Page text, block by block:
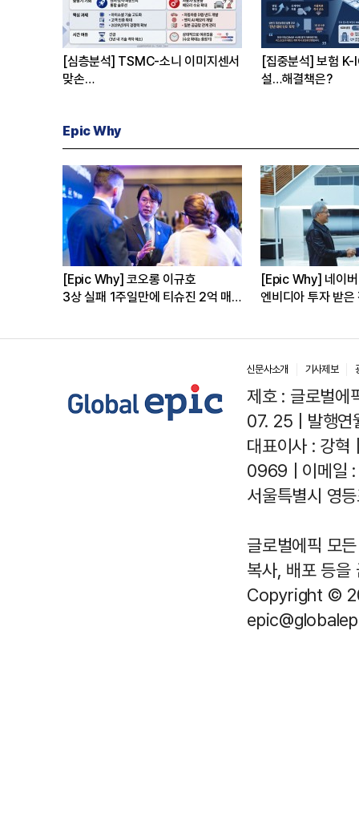
[심층분석] TSMC-소니 이미지센서
맞손
[집중분석] 보험 K-
설…해결책은?
Epic Why
[Epic Why] 코오롱 이규호
3상 실패 1주일만에 티슈진 2억 매
[Epic Why] 네이버
엔비디아 투자 받은 진짜 이유는
신문사소개 기사제보
제호 : 글로벌
07. 25 | 발행연
대표이사 : 강
0969 | 이메일
서울특별시 영
글로벌에픽 모
복사, 배포 등을
Copyright ©